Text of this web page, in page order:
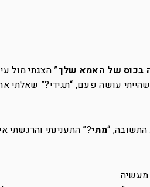
בכוס של האמא שלך” הצגתי מול
עושה פעם, “תגידי?” שאלתי
התשובה, “מתי?” התענינתי והרגשתי
מעשיה.